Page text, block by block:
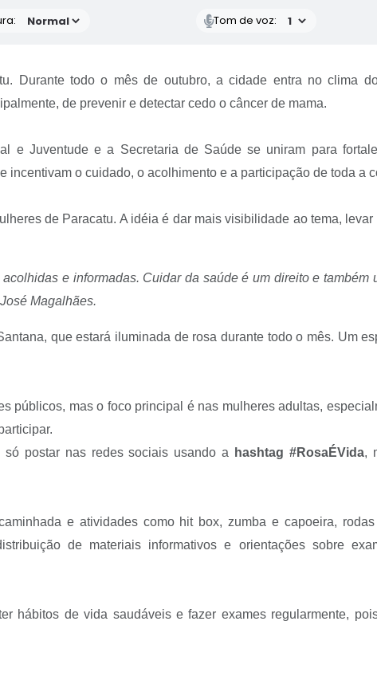
Tom de voz:
Durante todo o mês de outubro, a cidade entra no clima
de prevenir e detectar cedo o câncer de mama.
e Juventude e a Secretaria de Saúde se uniram para
incentivam o cuidado, o acolhimento e a participação de toda a
de Paracatu. A idéia é dar mais visibilidade ao tema,
e informadas. Cuidar da saúde é um direito e também
Magalhães.
que estará iluminada de rosa durante todo o mês. Um
públicos, mas o foco principal é nas mulheres adultas,
postar nas redes sociais usando a
hashtag #RosaÉVida,
e atividades como hit box, zumba e capoeira,
de materiais informativos e orientações sobre
hábitos de vida saudáveis e fazer exames regularmente,